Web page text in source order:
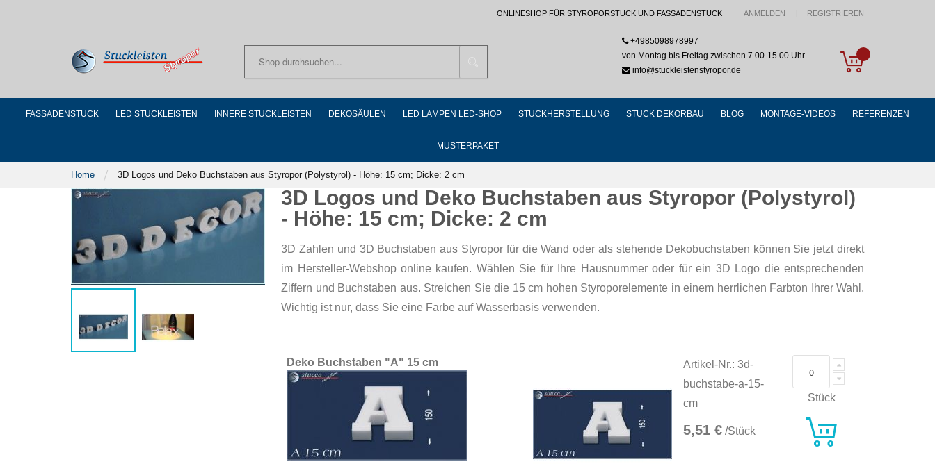
ONLINESHOP FÜR STYROPORSTUCK UND FASSADENSTUCK ANMELDEN REGISTRIEREN
My Cart
+4985098978997
von Montag bis Freitag zwischen 7.00-15.00 Uhr
info@stuckleistenstyropor.de
FASSADENSTUCK LED STUCKLEISTEN INNERE STUCKLEISTEN DEKOSÄULEN LED LAMPEN LED-SHOP STUCKHERSTELLUNG STUCK DEKORBAU BLOG MONTAGE-VIDEOS REFERENZEN
MUSTERPAKET
Home 3D Logos und Deko Buchstaben aus Styropor (Polystyrol) - Höhe: 15 cm; Dicke: 2 cm
3D Logos und Deko Buchstaben aus Styropor (Polystyrol)
- Höhe: 15 cm; Dicke: 2 cm
3D Zahlen und 3D Buchstaben aus Styropor für die Wand oder als stehende Dekobuchstaben können Sie jetzt direkt
im Hersteller-Webshop online kaufen. Wählen Sie für Ihre Hausnummer oder für ein 3D Logo die entsprechenden
Ziffern und Buchstaben aus. Streichen Sie die 15 cm hohen Styroporelemente in einem herrlichen Farbton Ihrer Wahl.
Wichtig ist nur, dass Sie eine Farbe auf Wasserbasis verwenden.
Grouped
product
items
Deko Buchstaben "A" 15 cm
Artikel-Nr.: 3d-
buchstabe-a-15-
cm
5,51 € /Stück
Stück